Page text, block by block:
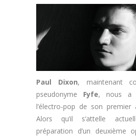
Paul Dixon, maintenant
pseudonyme Fyfe, nous a
l’électro-pop de son premier
Alors qu’il s’attelle
préparation d’un deuxième